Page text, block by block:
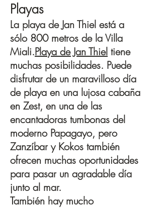
Playas
La playa de Jan Thiel está a
sólo 800 metros de la Villa
Miali.Playa de Jan Thiel tiene
muchas posibilidades. Puede
disfrutar de un maravilloso día
de playa en una lujosa cabaña
en Zest, en una de las
encantadoras tumbonas del
moderno Papagayo, pero
Zanzíbar y Kokos también
ofrecen muchas oportunidades
para pasar un agradable día
junto al mar.
También hay mucho